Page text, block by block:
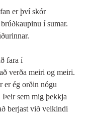
er því skór
í sumar.
fara í
verða meiri og meiri.
er ég orðin nógu
sem mig þekkja
berjast við veikindi